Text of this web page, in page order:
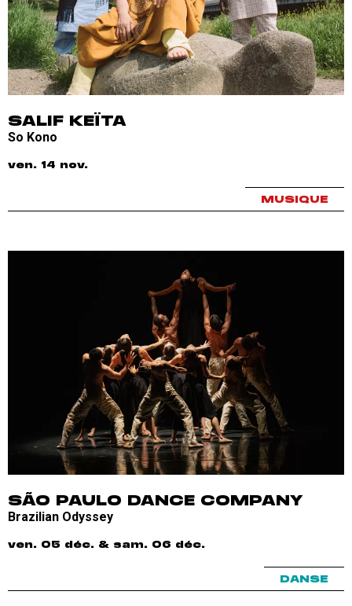
SALIF KEÏTA
So Kono
MUSIQUE
ven. 14 nov.
SÃO PAULO DANCE COMPANY
Brazilian Odyssey
DANSE
ven. 05 déc. & sam. 06 déc.